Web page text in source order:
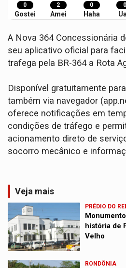
0
Gostei
2
Amei
0
Haha
0
A Nova 364 Concessionária
seu aplicativo oficial para
trafega pela BR-364 a Rota
Disponível gratuitamente
também via navegador
oferece notificações em
condições de tráfego e
acionamento direto de
socorro mecânico e
Veja mais
PRÉDIO DO
história de
Velho
RONDÔNIA